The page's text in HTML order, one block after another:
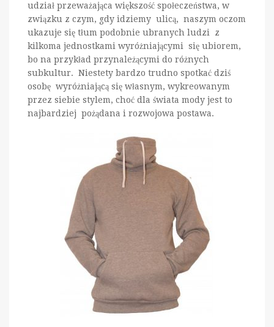
udział przeważająca większość społeczeństwa, w
związku z czym, gdy idziemy ulicą, naszym oczom
ukazuje się tłum podobnie ubranych ludzi z
kilkoma jednostkami wyróżniającymi się ubiorem,
bo na przykład przynależącymi do różnych
subkultur. Niestety bardzo trudno spotkać dziś
osobę wyróżniającą się własnym, wykreowanym
przez siebie stylem, choć dla świata mody jest to
najbardziej pożądana i rozwojowa postawa.